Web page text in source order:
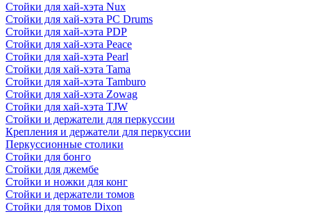
Стойки для хай-хэта Nux
Стойки для хай-хэта PC Drums
Стойки для хай-хэта PDP
Стойки для хай-хэта Peace
Стойки для хай-хэта Pearl
Стойки для хай-хэта Tama
Стойки для хай-хэта Tamburo
Стойки для хай-хэта Zowag
Стойки для хай-хэта TJW
Стойки и держатели для перкуссии
Крепления и держатели для перкуссии
Перкуссионные столики
Стойки для бонго
Стойки для джембе
Стойки и ножки для конг
Стойки и держатели томов
Стойки для томов Dixon